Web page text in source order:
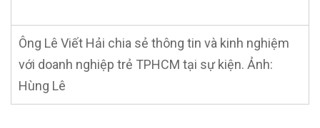
Ông Lê Viết Hải chia sẻ thông tin và kinh nghiệm
với doanh nghiệp trẻ TPHCM tại sự kiện. Ảnh:
Hùng Lê